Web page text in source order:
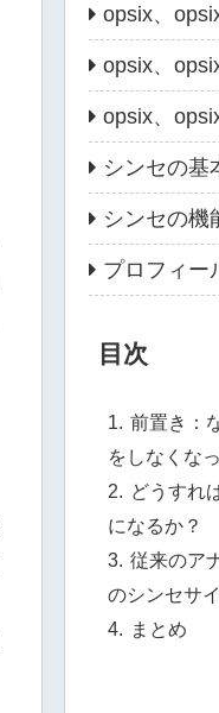
opsix、
opsix、
opsix、
シンセの基
シンセの機
プロフィー
目次
前置き：
をしなくな
どうすれ
になるか？
従来のア
のシンセサ
まとめ